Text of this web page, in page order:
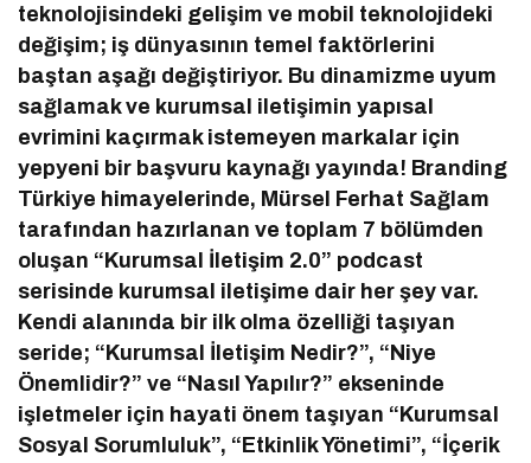
teknolojisindeki gelişim ve mobil teknolojideki
değişim; iş dünyasının temel faktörlerini
baştan aşağı değiştiriyor. Bu dinamizme uyum
sağlamak ve kurumsal iletişimin yapısal
evrimini kaçırmak istemeyen markalar için
yepyeni bir başvuru kaynağı yayında! Branding
Türkiye himayelerinde, Mürsel Ferhat Sağlam
tarafından hazırlanan ve toplam 7 bölümden
oluşan “Kurumsal İletişim 2.0” podcast
serisinde kurumsal iletişime dair her şey var.
Kendi alanında bir ilk olma özelliği taşıyan
seride; “Kurumsal İletişim Nedir?”, “Niye
Önemlidir?” ve “Nasıl Yapılır?” ekseninde
işletmeler için hayati önem taşıyan “Kurumsal
Sosyal Sorumluluk”, “Etkinlik Yönetimi”, “İçerik